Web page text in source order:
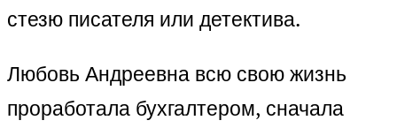
стезю писателя или детектива.
Любовь Андреевна всю свою жизнь
проработала бухгалтером, сначала